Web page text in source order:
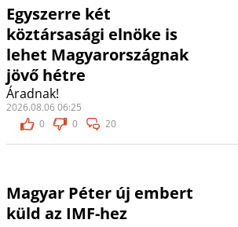
Egyszerre két
köztársasági elnöke is
lehet Magyarországnak
jövő hétre
Áradnak!
2026.08.06 06:25
0
0 20
Magyar Péter új embert
küld az IMF-hez